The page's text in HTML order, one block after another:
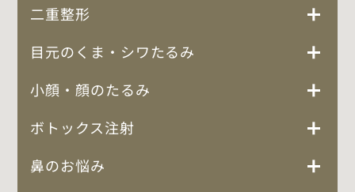
二重整形
目元のくま・シワたるみ
小顔・顔のたるみ
ボトックス注射
鼻のお悩み